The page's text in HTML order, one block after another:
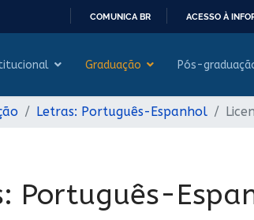
PARA
CONTEÚDO
COMUNICA BR ACESSO À
Graduação Pós-
Letras: Português-Espanhol
Português-